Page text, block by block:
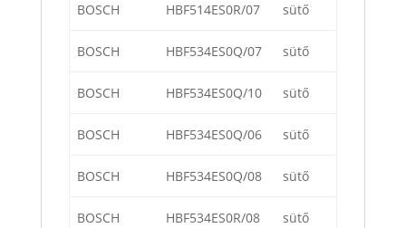
BOSCH HBF514ES0R/07 sütő
BOSCH HBF534ES0Q/07 sütő
BOSCH HBF534ES0Q/10 sütő
BOSCH HBF534ES0Q/06 sütő
BOSCH HBF534ES0Q/08 sütő
BOSCH HBF534ES0R/08 sütő